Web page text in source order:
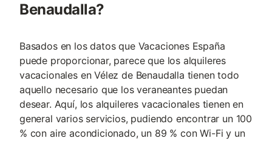
Benaudalla?
Basados en los datos que Vacaciones España
puede proporcionar, parece que los alquileres
vacacionales en Vélez de Benaudalla tienen todo
aquello necesario que los veraneantes puedan
desear. Aquí, los alquileres vacacionales tienen en
general varios servicios, pudiendo encontrar un 100
% con aire acondicionado, un 89 % con Wi-Fi y un